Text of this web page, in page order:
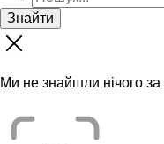
Знайти
Ми не знайшли нічого за